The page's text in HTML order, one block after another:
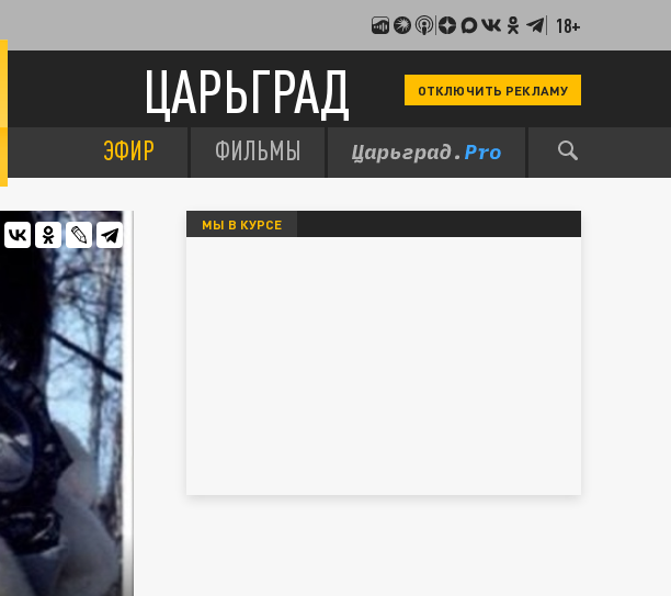
18+
ЦАРЬГРАД ОТКЛЮЧИТЬ РЕКЛАМУ
ЭФИР ФИЛЬМЫ
МЫ В КУРСЕ